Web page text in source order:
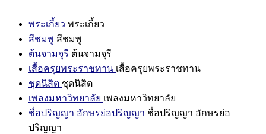
พระเกี้ยว พระเกี้ยว
สีชมพู สีชมพู
ต้นจามจุรี ต้นจามจุรี
เสื้อครุยพระราชทาน เสื้อครุยพระราชทาน
ชุดนิสิต ชุดนิสิต
เพลงมหาวิทยาลัย เพลงมหาวิทยาลัย
ชื่อปริญญา อักษรย่อปริญญา ชื่อปริญญา อักษรย่อ
ปริญญา